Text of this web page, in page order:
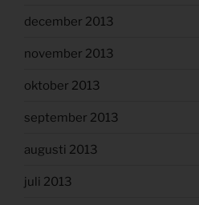
december 2013
november 2013
oktober 2013
september 2013
augusti 2013
juli 2013